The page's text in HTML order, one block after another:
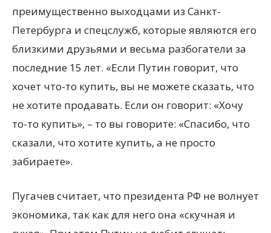
преимущественно выходцами из Санкт-
Петербурга и спецслужб, которые являются его
близкими друзьями и весьма разбогатели за
последние 15 лет. «Если Путин говорит, что
хочет что-то купить, вы не можете сказать, что
не хотите продавать. Если он говорит: «Хочу
то-то купить», – то вы говорите: «Спасибо, что
сказали, что хотите купить, а не просто
забираете».
Пугачев считает, что президента РФ не волнует
экономика, так как для него она «скучная и